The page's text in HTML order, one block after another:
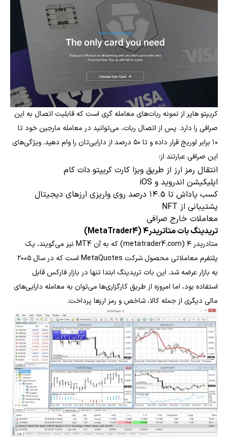
کریپتو هاپر از نمونه ربات‌های معامله گری است که قابلیت اتصال به این
صرافی را دارد. پس از اتصال ربات، می‌توانید در معامله مارجین خود تا
۱۰ برابر لوریج قرار داده و تا ۵۰ درصد از دارایی‌تان را وام دهید. ویژگی‌های
این صرافی عبارتند از:
انتقال رمز ارز از طریق ویزا کارت کریپتو دات کام
اپلیکیشن اندروید و iOS
کسب پاداش تا ۱۴.۵ درصد روی واریزی ارزهای دیجیتال
پشتیبانی از NFT
معاملات خارج صرافی
تریدینگ بات متاتریدر۴ (MetaTrader4)
متادریدر ۴ (metatrader4.com) که به آن MT4 نیز می‌گویند، یک
پلتفرم معاملاتی محصول شرکت MetaQuotes است که در سال ۲۰۰۵
به بازار عرضه شد. این بات تریدینگ ابتدا تنها در بازار فارکس قابل
استفاده بود، اما امروزه از طریق کارگزاری‌ها می‌توان به معامله دارایی‌های
مالی دیگری از جمله کالا، شاخص و رمز ارزها پرداخت.